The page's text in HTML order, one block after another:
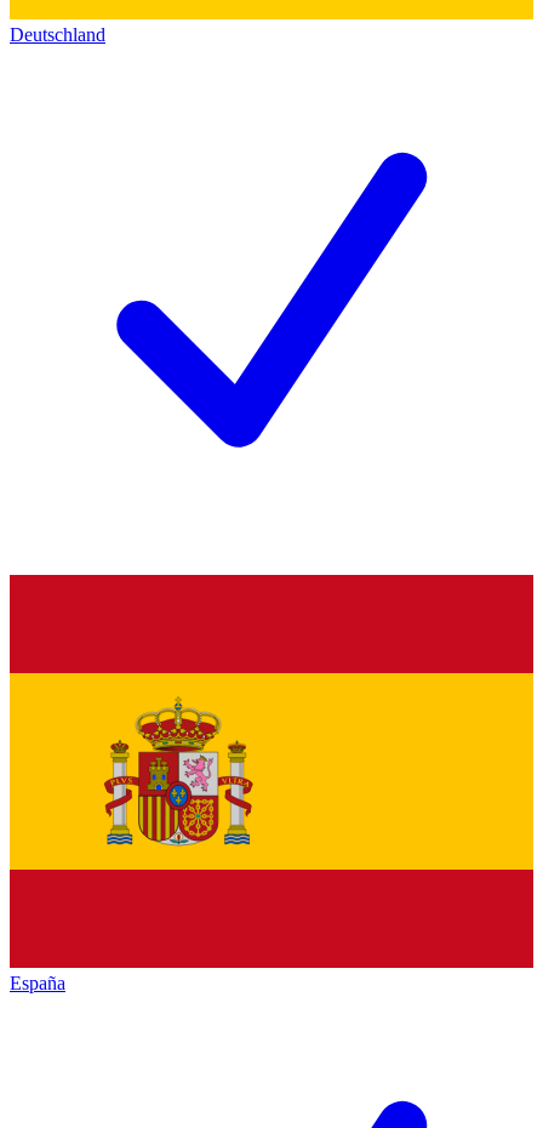
Deutschland
España